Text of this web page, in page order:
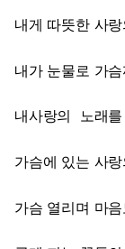
내게 따뜻한 사
내가 눈물로 가
내사랑의 노래
가슴에 있는 사
가슴 열리며 마